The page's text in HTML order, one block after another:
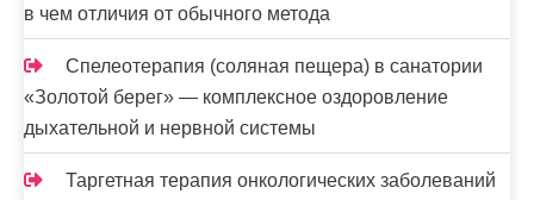
в чем отличия от обычного метода
Спелеотерапия (соляная пещера) в санатории
«Золотой берег» — комплексное оздоровление
дыхательной и нервной системы
Таргетная терапия онкологических заболеваний